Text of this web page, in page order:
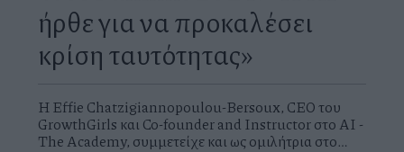
ήρθε για να προκαλέσει
κρίση ταυτότητας»
Η Effie Chatzigiannopoulou-Bersoux, CEO του
GrowthGirls και Co-founder and Instructor στο AI -
The Academy, συμμετείχε και ως ομιλήτρια στο